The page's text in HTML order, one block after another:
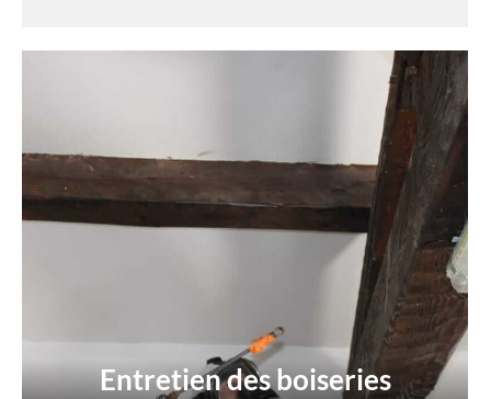
Entretien des boiseries